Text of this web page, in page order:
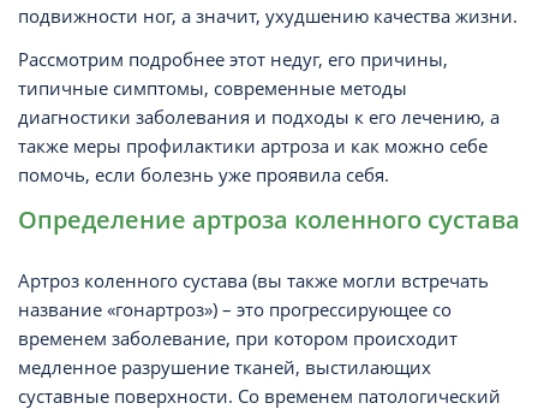
подвижности ног, а значит, ухудшению качества жизни.
Рассмотрим подробнее этот недуг, его причины,
типичные симптомы, современные методы
диагностики заболевания и подходы к его лечению, а
также меры профилактики артроза и как можно себе
помочь, если болезнь уже проявила себя.
Определение артроза коленного сустава
Артроз коленного сустава (вы также могли встречать
название «гонартроз») – это прогрессирующее со
временем заболевание, при котором происходит
медленное разрушение тканей, выстилающих
суставные поверхности. Со временем патологический